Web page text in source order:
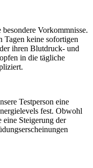
Vorkommnisse.
Tagen keine sofortigen
ihren Blutdruck- und
in die tägliche
Testperson eine
fest. Obwohl
eine Steigerung der